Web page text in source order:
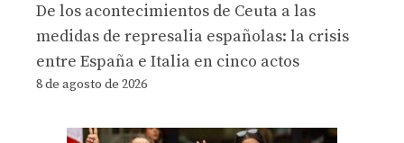
De los acontecimientos de Ceuta a las
medidas de represalia españolas: la crisis
entre España e Italia en cinco actos
8 de agosto de 2026